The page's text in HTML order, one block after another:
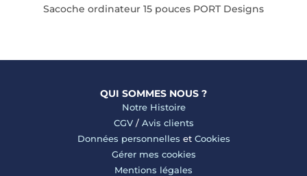
Sacoche ordinateur 15 pouces PORT Designs
QUI SOMMES NOUS ?
Notre Histoire
CGV/ Avis clients
Données personnelles et Cookies
Gérer mes cookies
Mentions légales